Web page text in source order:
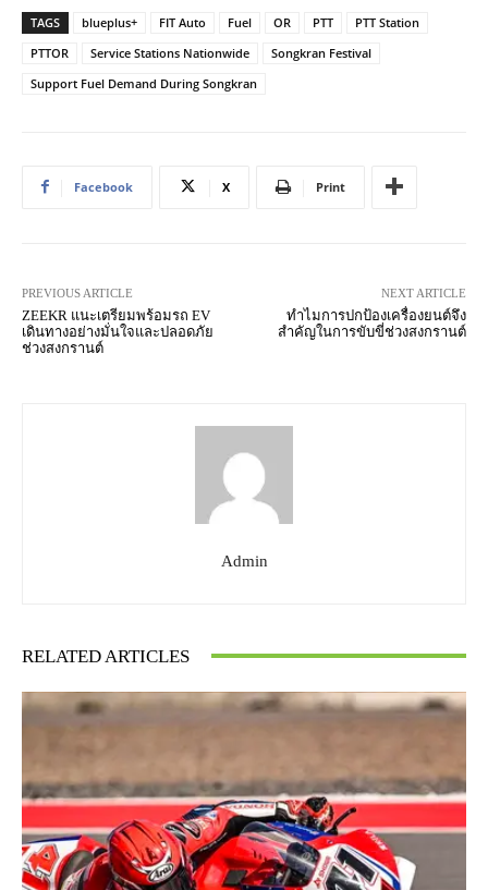
TAGS blueplus+ FIT Auto Fuel OR PTT
PTT Station
PTTOR
Service Stations Nationwide
Songkran Festival
Support Fuel Demand During Songkran
Facebook X Print
PREVIOUS ARTICLE
ZEEKR แนะเตรียมพร้อมรถ EV
เดินทางอย่างมั่นใจและปลอดภัย
ช่วงสงกรานต์
NEXT ARTICLE
ทำไมการปกป้องเครื่องยนต์จึง
สำคัญในการขับขี่ช่วงสงกรานต์
Admin
RELATED ARTICLES